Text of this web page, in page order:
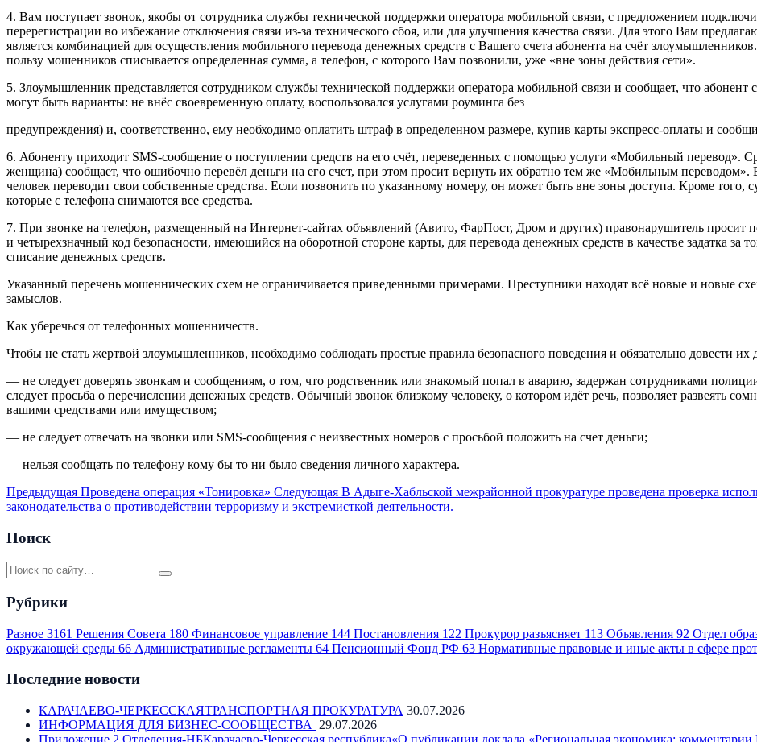
4. Вам поступает звонок, якобы от сотрудника службы технической поддержки оператора мобильной связи, с предложением
перерегистрации во избежание отключения связи из-за технического сбоя, или для улучшения качества связи. Для этого Вам
является комбинацией для осуществления мобильного перевода денежных средств с Вашего счета абонента на счёт
пользу мошенников списывается определенная сумма, а телефон, с которого Вам позвонили, уже «вне зоны действия сети».
5. Злоумышленник представляется сотрудником службы технической поддержки оператора мобильной связи и сообщает, что
могут быть варианты: не внёс своевременную оплату, воспользовался услугами роуминга без
предупреждения) и, соответственно, ему необходимо оплатить штраф в определенном размере, купив карты экспресс-оплаты и
6. Абоненту приходит SMS-сообщение о поступлении средств на его счёт, переведенных с помощью услуги «Мобильный перевод».
женщина) сообщает, что ошибочно перевёл деньги на его счет, при этом просит вернуть их обратно тем же «Мобильным переводом».
человек переводит свои собственные средства. Если позвонить по указанному номеру, он может быть вне зоны доступа. Кроме того,
которые с телефона снимаются все средства.
7. При звонке на телефон, размещенный на Интернет-сайтах объявлений (Авито, ФарПост, Дром и других) правонарушитель просит
и четырехзначный код безопасности, имеющийся на оборотной стороне карты, для перевода денежных средств в качестве задатка за
списание денежных средств.
Указанный перечень мошеннических схем не ограничивается приведенными примерами. Преступники находят всё новые и новые
замыслов.
Как уберечься от телефонных мошенничеств.
Чтобы не стать жертвой злоумышленников, необходимо соблюдать простые правила безопасного поведения и обязательно довести
— не следует доверять звонкам и сообщениям, о том, что родственник или знакомый попал в аварию, задержан сотрудниками
следует просьба о перечислении денежных средств. Обычный звонок близкому человеку, о котором идёт речь, позволяет развеять
вашими средствами или имуществом;
— не следует отвечать на звонки или SMS-сообщения с неизвестных номеров с просьбой положить на счет деньги;
— нельзя сообщать по телефону кому бы то ни было сведения личного характера.
Предыдущая Проведена операция «Тонировка» Следующая В Адыге-Хабльской межрайонной прокуратуре проведена проверка
законодательства о противодействии терроризму и экстремисткой деятельности.
Поиск
Рубрики
Разное 3161 Решения Совета 180 Финансовое управление 144 Постановления 122 Прокурор разъясняет 113 Объявления 92 Отдел
окружающей среды 66 Административные регламенты 64 Пенсионный Фонд РФ 63 Нормативные правовые и иные акты в сфере
Последние новости
КАРАЧАЕВО-ЧЕРКЕССКАЯТРАНСПОРТНАЯ ПРОКУРАТУРА 30.07.2026
ИНФОРМАЦИЯ ДЛЯ БИЗНЕС-СООБЩЕСТВА
29.07.2026